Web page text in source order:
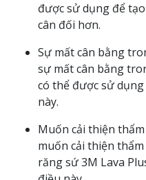
được sử dụng để
cân đối hơn.
Sự mất cân bằng
sự mất cân bằng
có thể được sử
này.
Muốn cải thiện
muốn cải thiện
răng sứ 3M Lava